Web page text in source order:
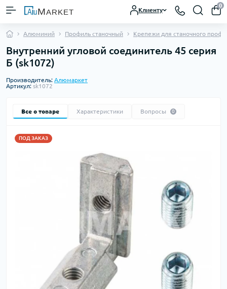
Клиенту
0
Алюминий Профиль станочный Крепежи для станочного
Внутренний угловой соединитель 45 серия
Б (sk1072)
Производитель: Алюмаркет
Артикул: sk1072
Все о товаре Характеристики Вопросы 0
ПОД ЗАКАЗ